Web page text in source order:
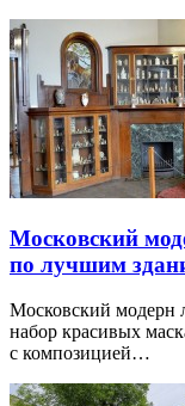
Московский
по лучшим
Московский модерн
набор красивых
с композицией…